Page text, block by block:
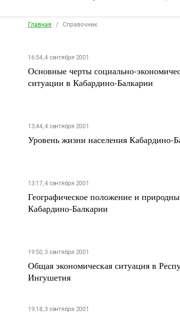
Главная / Справочник
16:54, 4 сентября 2001
Основные черты социально-
ситуации в Кабардино-Балкарии
13:44, 4 сентября 2001
Уровень жизни населения Кабардино-
13:17, 4 сентября 2001
Географическое положение и
Кабардино-Балкарии
19:50, 3 сентября 2001
Общая экономическая ситуация в
Ингушетия
19:18, 3 сентября 2001